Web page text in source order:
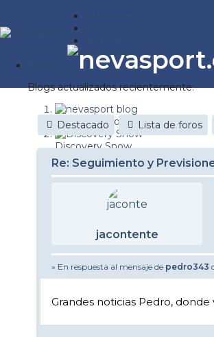
Reportajes
Blogs actualizados recientemente:
nevasport blog
Discovery Snow
Brasil
It's a powder da
Revista NIX
Destacado Lista de foros
Re: Seguimiento y
jacontente
» En respuesta al mensaje de pedro343
Grandes noticias Pedro,